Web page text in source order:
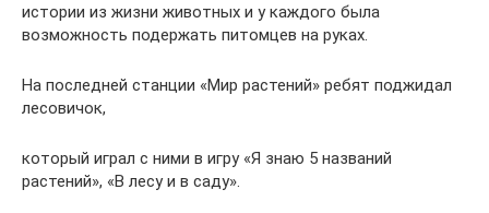
истории из жизни животных и у каждого была
возможность подержать питомцев на руках.
На последней станции «Мир растений» ребят поджидал
лесовичок,
который играл с ними в игру «Я знаю 5 названий
растений», «В лесу и в саду».